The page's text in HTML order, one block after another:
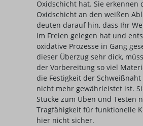
Oxidschicht hat. Sie erkennen
Oxidschicht an den weißen
deuten darauf hin, dass Ihr
im Freien gelegen hat und
oxidative Prozesse in Gang
dieser Überzug sehr dick,
der Vorbereitung so viel
die Festigkeit der
nicht mehr gewährleistet ist.
Stücke zum Üben und Testen
Tragfähigkeit für funktionelle
hier nicht sicher.